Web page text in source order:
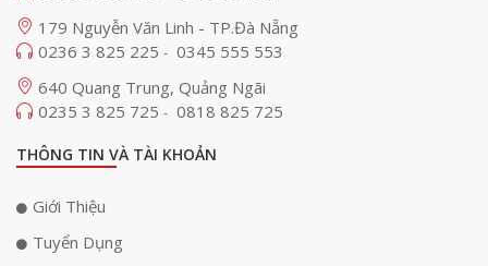
179 Nguyễn Văn Linh - TP.Đà Nẵng
0236 3 825 225 - 0345 555 553
640 Quang Trung, Quảng Ngãi
0235 3 825 725 - 0818 825 725
THÔNG TIN VÀ TÀI KHOẢN
Giới Thiệu
Tuyển Dụng